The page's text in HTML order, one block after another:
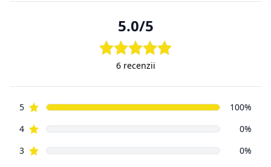
2.1. Prevederi legislative cu privire la returnarea produselor.
Regulamentul de bază cu privire la vânzările online este
de aceeași Ordonanță de Guvern, numărul 9 din 2016, ca și
vânzările din
magazinele fizice. Principala prevedere a acesteia este că un
din mediul online poate să returneze, cu câteva excepții,